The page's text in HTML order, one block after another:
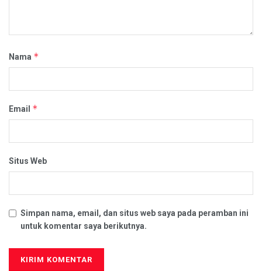
Nama *
Email *
Situs Web
Simpan nama, email, dan situs web saya pada peramban ini
untuk komentar saya berikutnya.